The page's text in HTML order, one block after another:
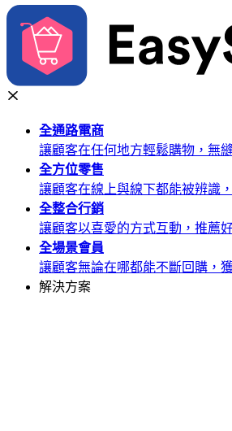
全通路電商
讓顧客在任何地方輕鬆購物，無
全方位零售
讓顧客在線上與線下都能被辨識
全整合行銷
讓顧客以喜愛的方式互動，推薦
全場景會員
讓顧客無論在哪都能不斷回購，
解決方案